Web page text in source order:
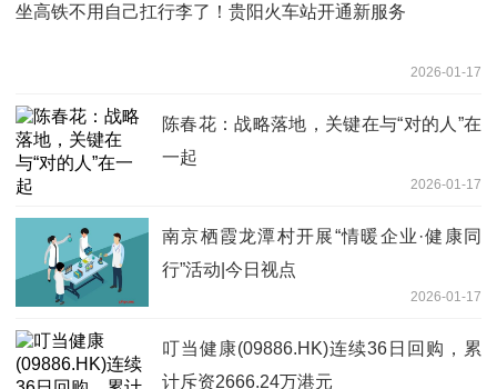
坐高铁不用自己扛行李了！贵阳火车站开通新服务
2026-01-17
陈春花：战略落地，关键在与“对的人”在
一起
2026-01-17
南京栖霞龙潭村开展“情暖企业·健康同
行”活动|今日视点
2026-01-17
叮当健康(09886.HK)连续36日回购，累
计斥资2666.24万港元